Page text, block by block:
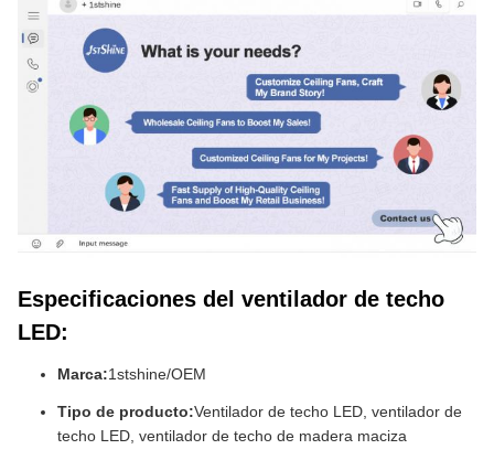
Especificaciones del ventilador de techo
LED:
Marca:1stshine/OEM
Tipo de producto:Ventilador de techo LED, ventilador de
techo LED, ventilador de techo de madera maciza